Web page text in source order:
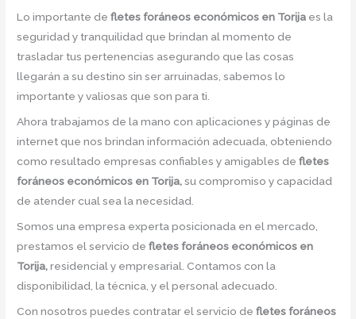
Lo importante defletes foráneos económicos en Torija es la
seguridad y tranquilidad que brindan al momento de
trasladar tus pertenencias asegurando que las cosas
llegarán a su destino sin ser arruinadas, sabemos lo
importante y valiosas que son para ti.
Ahora trabajamos de la mano con aplicaciones y páginas de
internet que nos brindan información adecuada, obteniendo
como resultado empresas confiables y amigables defletes
foráneos económicos en Torija,su compromiso y capacidad
de atender cual sea la necesidad.
Somos una empresa experta posicionada en el mercado,
prestamos el servicio defletes foráneos económicos en
Torija,residencial y empresarial. Contamos con la
disponibilidad, la técnica, y el personal adecuado.
Con nosotros puedes contratar el servicio defletes foráneos